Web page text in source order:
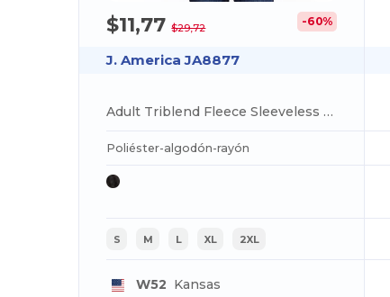
$11,77$29,72 -60%
J. America JA8877
Adult Triblend Fleece Sleeveless Hooded Sweatshirt
Poliéster-algodón-rayón
S M L XL 2XL
W52 Kansas